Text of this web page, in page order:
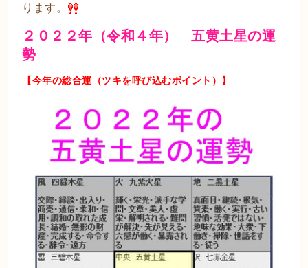
ります。
２０２２年（令和４年） 五黄土星の運
勢
【今年の総合運（ツキを呼び込むポイント）】